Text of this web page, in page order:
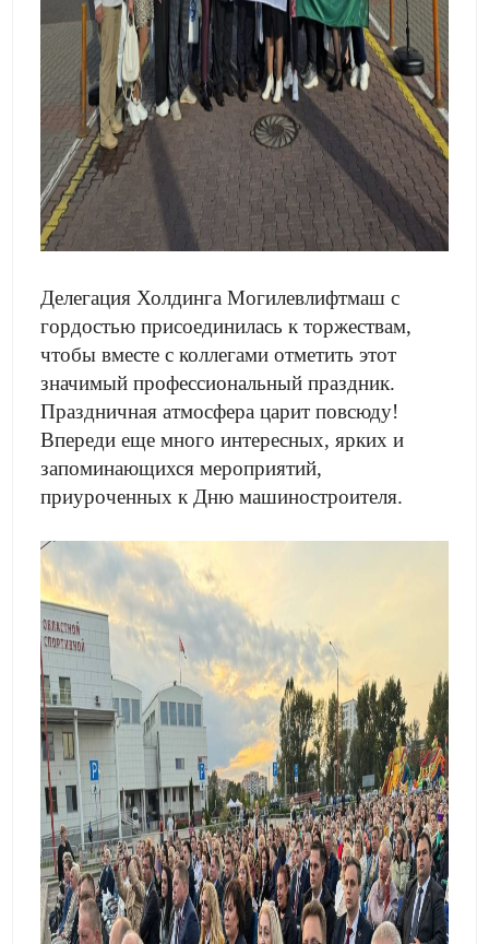
Делегация Холдинга Могилевлифтмаш с
гордостью присоединилась к торжествам,
чтобы вместе с коллегами отметить этот
значимый профессиональный праздник.
Праздничная атмосфера царит повсюду!
Впереди еще много интересных, ярких и
запоминающихся мероприятий,
приуроченных к Дню машиностроителя.